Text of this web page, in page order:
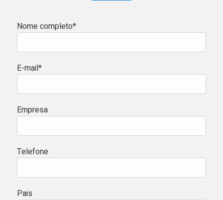
Nome completo*
E-mail*
Empresa
Telefone
Pais